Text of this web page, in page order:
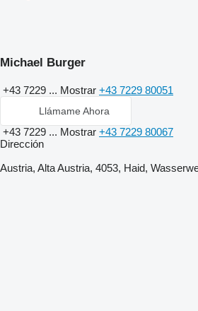
Michael Burger
+43 7229 ... Mostrar +43 7229 80051
Llámame Ahora
+43 7229 ... Mostrar +43 7229 80067
Dirección
Austria, Alta Austria, 4053, Haid,